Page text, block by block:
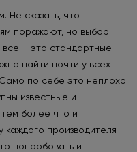
Не сказать, что
поражают, но выбор
все – это стандартные
найти почти у всех
по себе это неплохо
известные и
более что и
каждого производителя
попробовать и